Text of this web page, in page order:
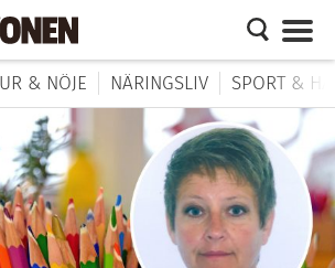
& NÖJE NÄRINGSLIV SPORT &